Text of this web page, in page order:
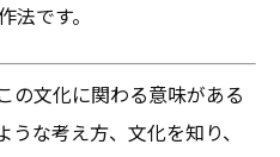
です。
の文化に関わる意味がある
な考え方、文化を知り、